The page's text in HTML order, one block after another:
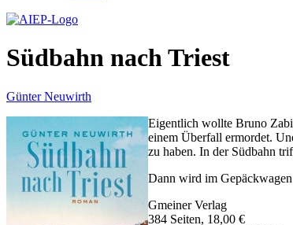
Südbahn nach Triest
Günter Neuwirth
Eigentlich wollte Bruno
einem Überfall ermordet.
zu haben. In der Südbahn
Dann wird im
Gmeiner Verlag
384 Seiten, 18,00 €